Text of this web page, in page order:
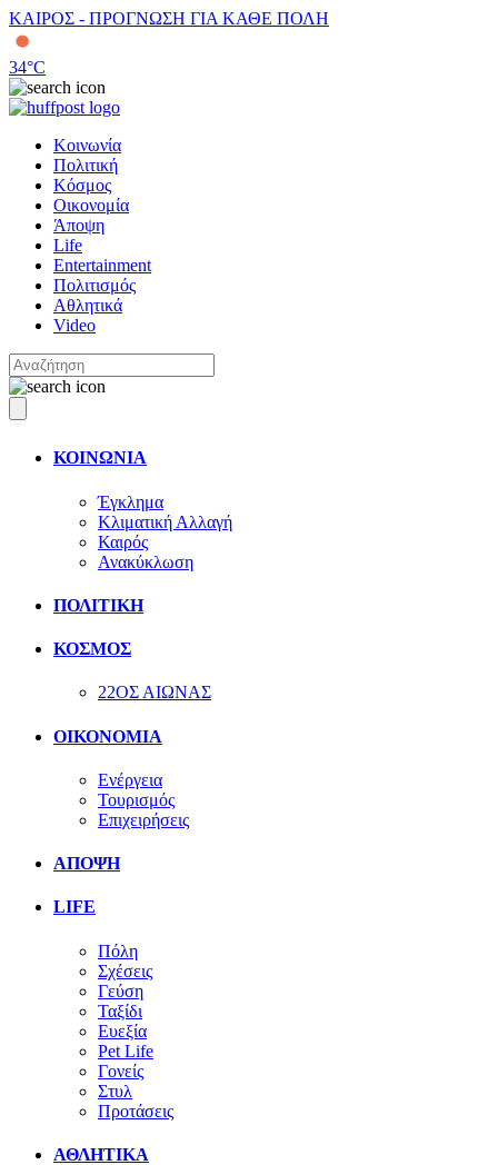
ΚΑΙΡΟΣ - ΠΡΟΓΝΩΣΗ ΓΙΑ ΚΑΘΕ ΠΟΛΗ
34°C
Κοινωνία
Πολιτική
Κόσμος
Οικονομία
Άποψη
Life
Entertainment
Πολιτισμός
Αθλητικά
Video
ΚΟΙΝΩΝΙΑ
Έγκλημα
Κλιματική Αλλαγή
Καιρός
Ανακύκλωση
ΠΟΛΙΤΙΚΗ
ΚΟΣΜΟΣ
22ΟΣ ΑΙΩΝΑΣ
ΟΙΚΟΝΟΜΙΑ
Ενέργεια
Τουρισμός
Επιχειρήσεις
ΑΠΟΨΗ
LIFE
Πόλη
Σχέσεις
Γεύση
Ταξίδι
Ευεξία
Pet Life
Γονείς
Στυλ
Προτάσεις
ΑΘΛΗΤΙΚΑ